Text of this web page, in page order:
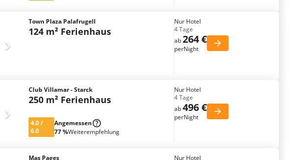
Town Plaza Palafrugell
124 m² Ferienhaus
Nur Hotel
4 Tage
ab264 €
perNight
Club Villamar - Starck
250 m² Ferienhaus
4.0/
6.0
Angemessen
77 %Weiterempfehlung
Nur Hotel
4 Tage
ab496 €
perNight
Mas Pages
Nur Hotel